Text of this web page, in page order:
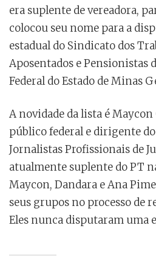
era suplente de vereadora,
colocou seu nome para a
estadual do Sindicato dos
Aposentados e Pensionistas
Federal do Estado de Minas
A novidade da lista é Maycon
público federal e dirigente
Jornalistas Profissionais de
atualmente suplente do PT
Maycon, Dandara e Ana
seus grupos no processo de
Eles nunca disputaram uma